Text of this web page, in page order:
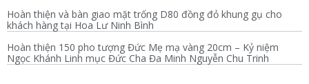
Hoàn thiện và bàn giao mặt trống D80 đồng đỏ khung gụ cho
khách hàng tại Hoa Lư Ninh Bình
Hoàn thiện 150 pho tượng Đức Mẹ mạ vàng 20cm – Kỷ niệm
Ngọc Khánh Linh mục Đức Cha Đa Minh Nguyễn Chu Trinh